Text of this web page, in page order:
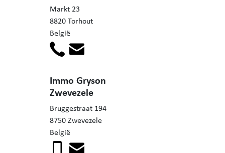
Markt 23
8820 Torhout
België
Immo Gryson
Zwevezele
Bruggestraat 194
8750 Zwevezele
België